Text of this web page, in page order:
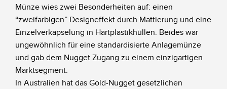
Münze wies zwei Besonderheiten auf: einen
“zweifarbigen” Designeffekt durch Mattierung und eine
Einzelverkapselung in Hartplastikhüllen. Beides war
ungewöhnlich für eine standardisierte Anlagemünze
und gab dem Nugget Zugang zu einem einzigartigen
Marktsegment.
In Australien hat das Gold-Nugget gesetzlichen